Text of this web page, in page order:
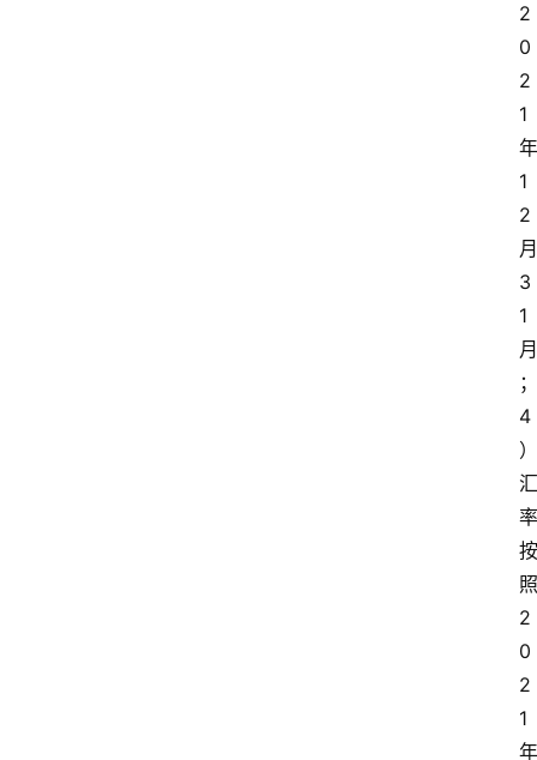
2
0
2
1
年
1
2
月
3
1
月
；
4
）
汇
率
按
照
2
0
2
1
年